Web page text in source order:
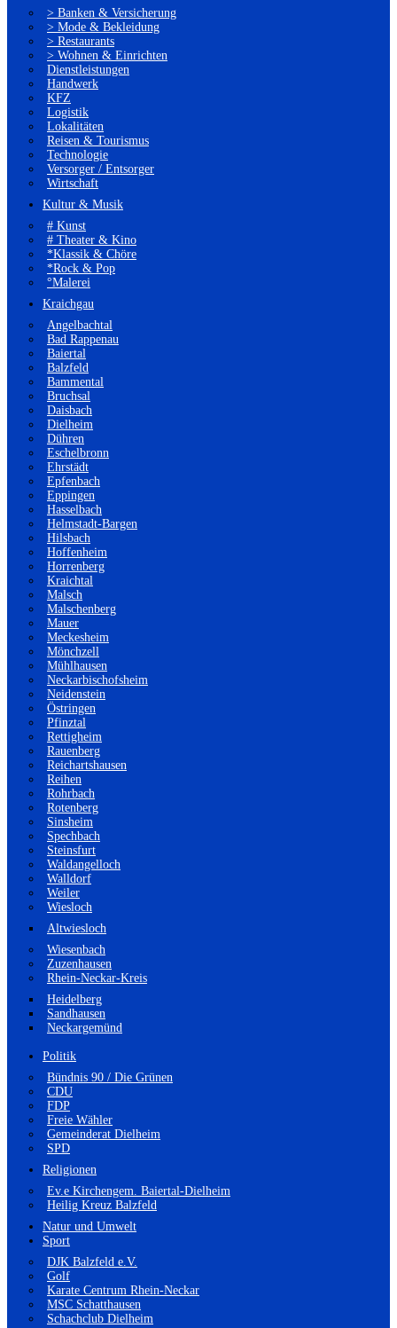
> Banken & Versicherung
> Mode & Bekleidung
> Restaurants
> Wohnen & Einrichten
Dienstleistungen
Handwerk
KFZ
Logistik
Lokalitäten
Reisen & Tourismus
Technologie
Versorger / Entsorger
Wirtschaft
Kultur & Musik
# Kunst
# Theater & Kino
*Klassik & Chöre
*Rock & Pop
°Malerei
Kraichgau
Angelbachtal
Bad Rappenau
Baiertal
Balzfeld
Bammental
Bruchsal
Daisbach
Dielheim
Dühren
Eschelbronn
Ehrstädt
Epfenbach
Eppingen
Hasselbach
Helmstadt-Bargen
Hilsbach
Hoffenheim
Horrenberg
Kraichtal
Malsch
Malschenberg
Mauer
Meckesheim
Mönchzell
Mühlhausen
Neckarbischofsheim
Neidenstein
Östringen
Pfinztal
Rettigheim
Rauenberg
Reichartshausen
Reihen
Rohrbach
Rotenberg
Sinsheim
Spechbach
Steinsfurt
Waldangelloch
Walldorf
Weiler
Wiesloch
Altwiesloch
Wiesenbach
Zuzenhausen
Rhein-Neckar-Kreis
Heidelberg
Sandhausen
Neckargemünd
Politik
Bündnis 90 / Die Grünen
CDU
FDP
Freie Wähler
Gemeinderat Dielheim
SPD
Religionen
Ev.e Kirchengem. Baiertal-Dielheim
Heilig Kreuz Balzfeld
Natur und Umwelt
Sport
DJK Balzfeld e.V.
Golf
Karate Centrum Rhein-Neckar
MSC Schatthausen
Schachclub Dielheim